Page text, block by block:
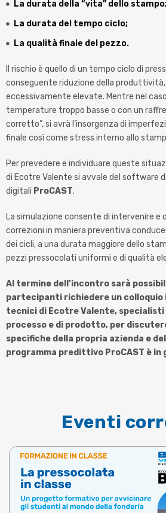
La durata della “vita” dello
La durata del tempo ciclo;
La qualità finale del pezzo.
Il rischio è quello di un tempo ciclo di
conseguente riduzione della
eccessivamente elevate. Mentre nel
temperature troppo basse o con un
corretto”, si avrà l’insorgenza di
finale così come stress interno allo
Per prevedere e individuare queste
di Ecotre Valente si avvale del software
digitali ProCAST.
La simulazione consente di intervenire e
correzioni in maniera preventiva
dei cicli, a una durata maggiore dello
pezzi pressocolati uniformi e di qualità
Al termine dell’incontro sarà
partecipanti richiedere un colloquio
tecnici di Ecotre Valente,
processo e di prodotto, per
specifiche della propria azienda e
programma predittivo ProCAST è in
Eventi